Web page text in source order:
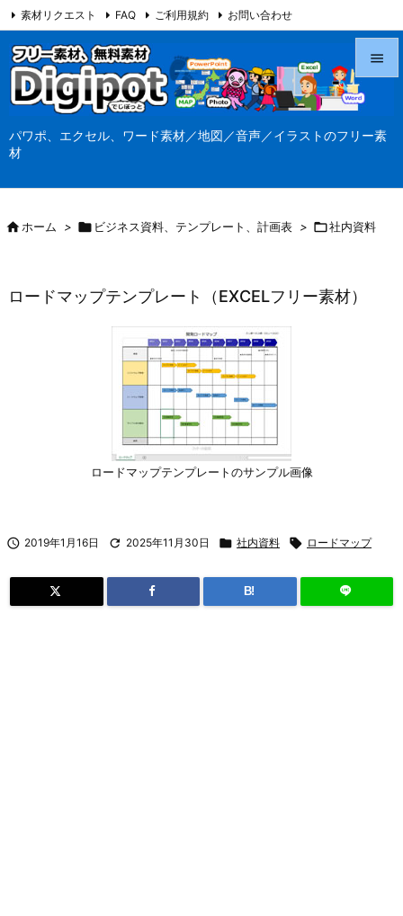
パワポ、エクセル、ワード素材／地図／音声／イラストのフリー素
材




素材リクエスト FAQ ご利用規約 お問い合わせ
当サイト（Digipot.net）について
ホーム >  ビジネス資料、テンプレート、計画表 > 社内資料
ロードマップテンプレート（EXCELフリー素材）
ロードマップテンプレートのサンプル画像
 2019年1月16日  2025年11月30日  社内資料  ロードマップ
B!